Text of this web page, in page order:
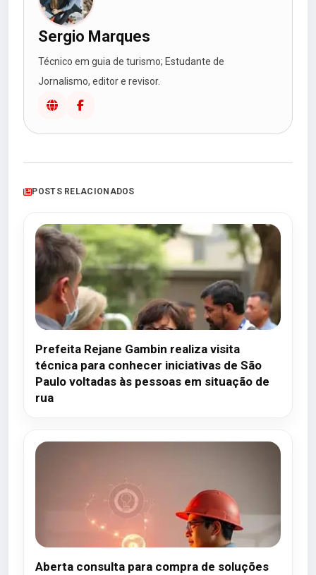
Sergio Marques
Técnico em guia de turismo; Estudante de
Jornalismo, editor e revisor.
POSTS RELACIONADOS
Prefeita Rejane Gambin realiza visita
técnica para conhecer iniciativas de São
Paulo voltadas às pessoas em situação de
rua
Aberta consulta para compra de soluções